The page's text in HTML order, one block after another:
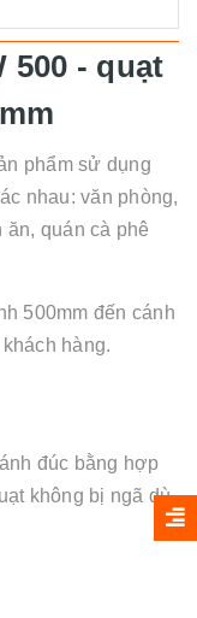
500 - quạt
phẩm sử dụng
nhau: văn phòng,
quán cà phê
500mm đến cánh
hàng.
đúc bằng hợp
không bị ngã dù